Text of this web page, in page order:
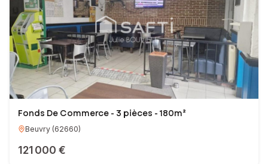
Fonds De Commerce - 3 pièces - 180m²
Beuvry (62660)
121 000 €